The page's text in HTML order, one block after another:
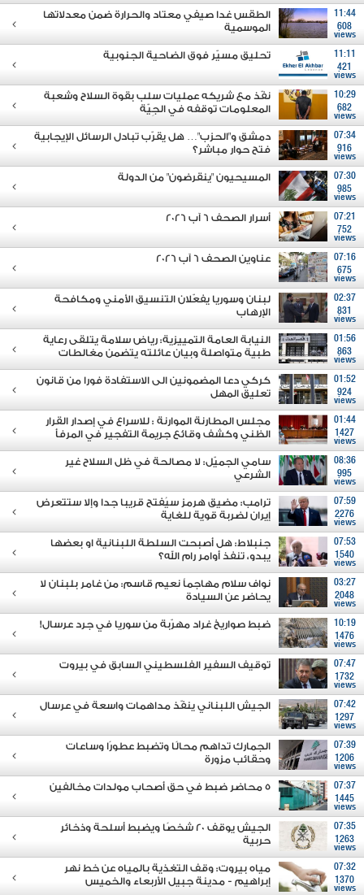
11:44
608
views
الطقس غدا صيفي معتاد والحرارة ضمن معدلاتها
الموسمية
11:11
421
views
تحليق مسيّر فوق الضاحية الجنوبية
10:29
682
views
نفّذ مع شريكه عمليات سلب بقوة السلاح وشعبة
المعلومات توقفه في الجِيّة
07:34
916
views
دمشق و"الحزب"… هل يقرّب تبادل الرسائل الإيجابية
فتح حوار مباشر؟
07:30
985
views
المسيحيون "ينقرضون" من الدولة
07:21
752
views
أسرار الصحف 6 آب 2026
07:16
675
views
عناوين الصحف 6 آب 2026
02:37
831
views
لبنان وسوريا يفعّلان التنسيق الأمني ومكافحة
الإرهاب
01:56
863
views
النيابة العامة التمييزية: رياض سلامة يتلقى رعاية
طبية متواصلة وبيان عائلته يتضمن مغالطات
01:52
924
views
كركي دعا المضمونين الى الاستفادة فورا من قانون
تعليق المهل
01:44
1427
views
مجلس المطارنة الموارنة : للاسراع في إصدار القرار
الظني وكشف وقائع جريمة التفجير في المرفأ
08:36
995
views
سامي الجميّل: لا مصالحة في ظل السلاح غير
الشرعي
07:59
2276
views
ترامب: مضيق هرمز سيُفتح قريبا جدا وإلا ستتعرض
إيران لضربة قوية للغاية
07:53
1540
views
جنبلاط: هل أصبحت السلطة اللبنانية او بعضها
يبدو، تنفذ أوامر رام الله؟
03:27
2048
views
نواف سلام مهاجماً نعيم قاسم: من غامر بلبنان لا
يحاضر عن السيادة
10:19
1476
views
ضبط صواريخ غراد مهرّبة من سوريا في جرد عرسال!
07:47
1732
views
توقيف السفير الفلسطيني السابق في بيروت
07:42
1297
views
الجيش اللبناني ينفّذ مداهمات واسعة في عرسال
07:39
1206
views
الجمارك تداهم محالًا وتضبط عطورًا وساعات
وحقائب مزورة
07:37
1445
views
5 محاضر ضبط في حق أصحاب مولدات مخالفين
07:35
1263
views
الجيش يوقف 20 شخصًا ويضبط أسلحة وذخائر
حربية
07:32
1370
views
مياه بيروت: وقف التغذية بالمياه عن خط نهر
إبراهيم - مدينة جبيل الأربعاء والخميس